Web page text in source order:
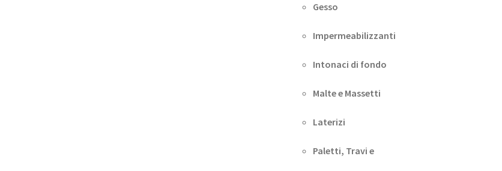
Gesso
Impermeabilizzanti
Intonaci di fondo
Malte e Massetti
Laterizi
Paletti, Travi e